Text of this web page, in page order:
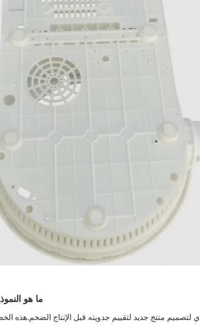
ما هو
لتصميم منتج جديد لتقييم جدويته قبل الإنتاج الضخم.هذه